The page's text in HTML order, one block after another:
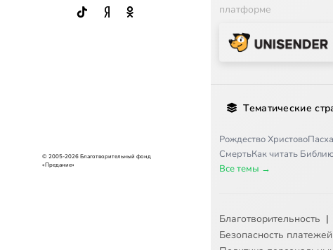
© 2005-2026 Благотворительный фонд
«Предание»
18
19 Лекция 21
22 Лекция 24
24 Лекция 26
платформе
Тематические
Рождество ХристовоПасха
СмертьКак читать
Все темы →
Благотворительность |
Безопасность платежей